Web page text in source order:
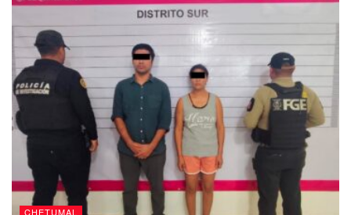
cuando son llamados para extinguir el fuego.
Como se recordará,la primera manifestación se realizó
en enero de este año, donde las autoridades de la
Conafor se comprometieron a entregar los insumos a
fines del mes de abril,cosa que no ocurrió y por lo que
de nueva cuenta hicieron otro paro de labores el
pasado 26 de junio, con la promesa de que se atenderían
sus peticiones,
pero a la fecha, siguen sin una
respuesta.
CHETUMAL